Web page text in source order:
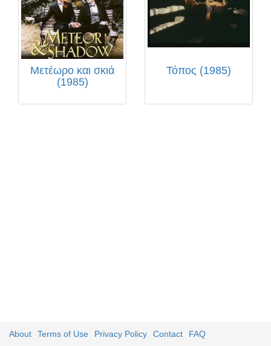
Μετέωρο και σκιά
(1985)
Τόπος (1985)
About Terms of Use Privacy Policy Contact FAQ